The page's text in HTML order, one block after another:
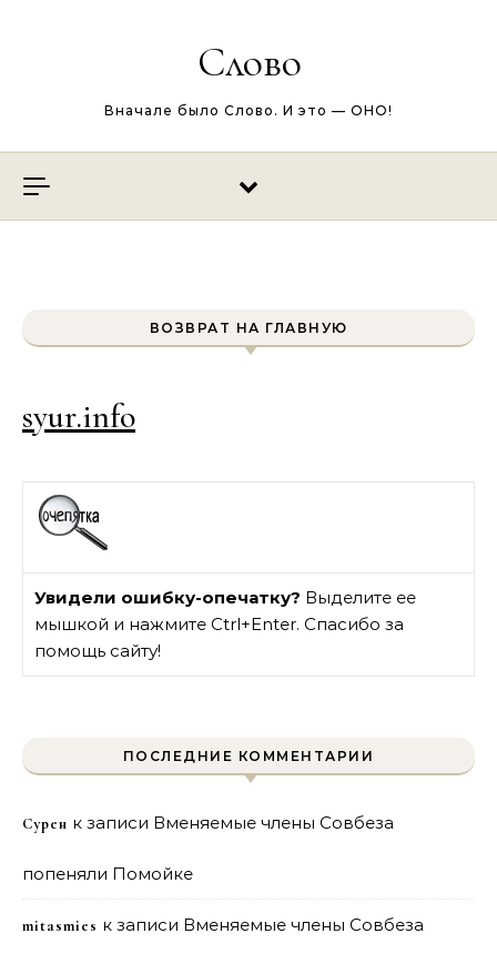
Слово
Вначале было Слово. И это — ОНО!
ВОЗВРАТ НА ГЛАВНУЮ
syur.info
Увидели ошибку-опечатку? Выделите ее
мышкой и нажмите Ctrl+Enter. Спасибо за
помощь сайту!
ПОСЛЕДНИЕ КОММЕНТАРИИ
Сурен к записи Вменяемые члены Совбеза
попеняли Помойке
mitasmies к записи Вменяемые члены Совбеза